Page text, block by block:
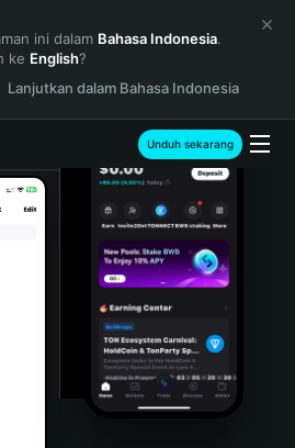
ini dalam Bahasa Indonesia.
ke English?
Lanjutkan dalam Bahasa Indonesia
Unduh sekarang